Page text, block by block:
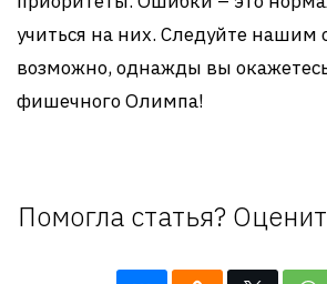
учиться на них. Следуйте нашим
возможно, однажды вы
фишечного Олимпа!
Помогла статья?